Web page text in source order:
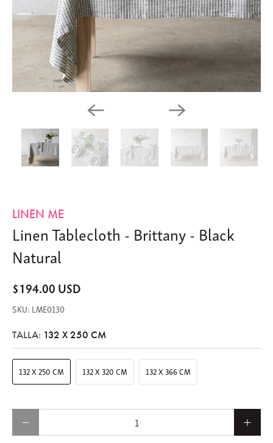
LINEN ME
Linen Tablecloth - Brittany - Black
Natural
$194.00 USD
LME0130
TALLA: 132 X 250 CM
132 X 250 CM 132 X 320 CM 132 X 366 CM